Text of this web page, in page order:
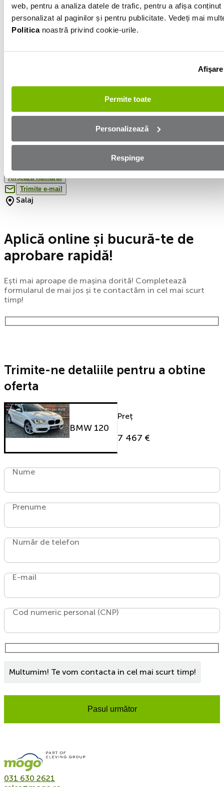
web, pentru a analiza datele de trafic, pentru a afișa conținut
personalizat al paginilor și pentru publicitate. Vedeți mai
Politicanoastră privind cookie-urile.
Afişare
Permite toate
Personalizează
Respinge
Motorină
2.0l
Informatiile vanzatorului
Afișează numărul
Trimite e-mail
Salaj
Aplică online și bucură-te de
aprobare rapidă!
Ești mai aproape de mașina dorită! Completează
formularul de mai jos și te contactăm in cel mai scurt
timp!
Trimite-ne detaliile pentru a obtine
oferta
BMW 120
Preț
7 467 €
Nume
Prenume
Număr de telefon
E-mail
Cod numeric personal (CNP)
Multumim! Te vom contacta in cel mai scurt timp!
Pasul următor
031 630 2621